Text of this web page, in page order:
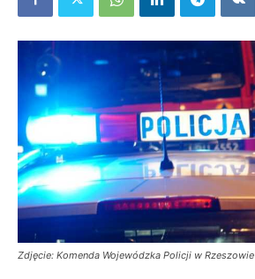
Zdjęcie: Komenda Wojewódzka Policji w Rzeszowie